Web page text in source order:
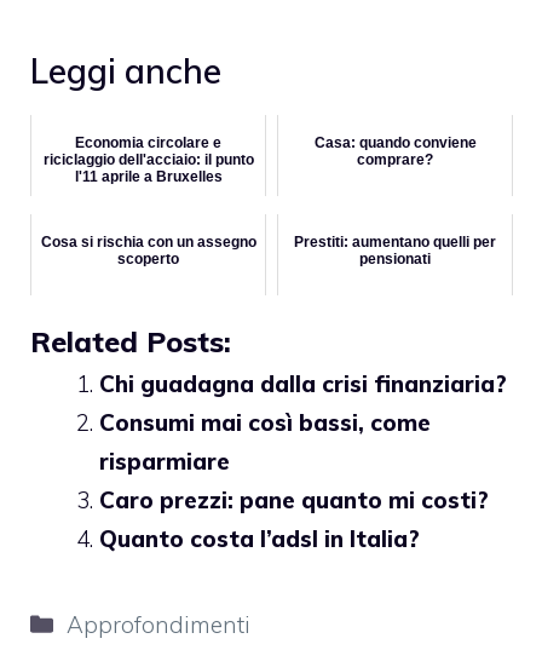
Leggi anche
Economia circolare e
riciclaggio dell'acciaio: il punto
l'11 aprile a Bruxelles
Casa: quando conviene
comprare?
Cosa si rischia con un assegno
scoperto
Prestiti: aumentano quelli per
pensionati
Related Posts:
Chi guadagna dalla crisi finanziaria?
Consumi mai così bassi, come
risparmiare
Caro prezzi: pane quanto mi costi?
Quanto costa l’adsl in Italia?
Categorie
Approfondimenti